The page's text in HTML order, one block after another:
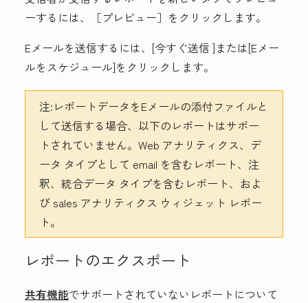
ーするには、［プレビュー］ をクリックします。
Eメールを送信するには、[今すぐ送信 ]または[Eメー
ルをスケジュール]をクリックします。
注: レポートデータをEメールの添付ファイルと
して送信する場合、以下のレポートはサポー
トされていません。Web アナリティクス、デ
ータ タイプとして email を含むレポート、注
釈、統合データ タイプを含むレポート、およ
び sales アナリティクス ウィジェット レポー
ト。
レポートのエクスポート
共有機能でサポートされていないレポートについて